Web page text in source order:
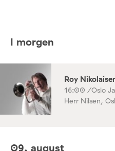
I morgen
Roy
16:00 /Oslo
Herr Nilsen,
09. august